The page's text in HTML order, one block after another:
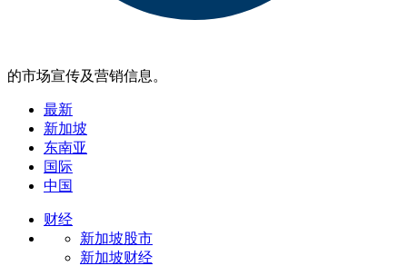
的市场宣传及营销信息。
最新
新加坡
东南亚
国际
中国
财经
新加坡股市
新加坡财经